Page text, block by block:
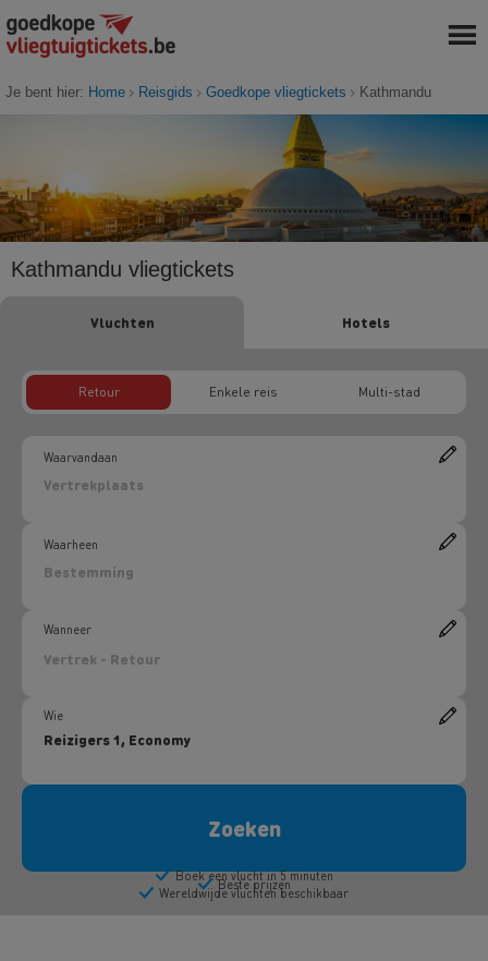
Je bent hier: Home Reisgids Goedkope vliegtickets Kathmandu
Kathmandu vliegtickets